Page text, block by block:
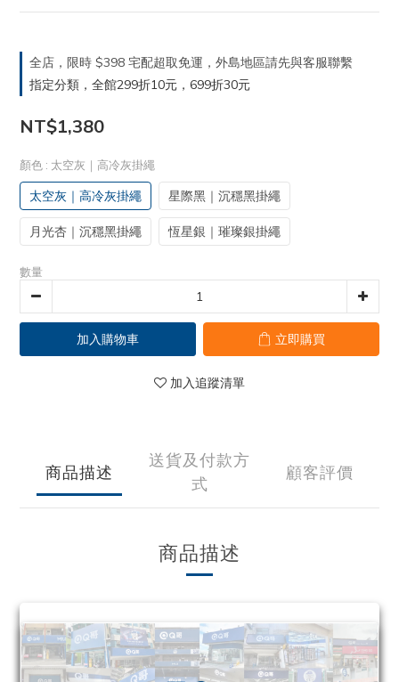
全店，限時 $398 宅配超取免運，外島地區請先與客服聯繫
指定分類，全館299折10元，699折30元
NT$1,380
顏色 : 太空灰｜高冷灰掛繩
太空灰｜高冷灰掛繩 星際黑｜沉穩黑掛繩
月光杏｜沉穩黑掛繩 恆星銀｜璀璨銀掛繩
數量
加入購物車 立即購買
加入追蹤清單
商品描述
送貨及付款方
式
顧客評價
商品描述